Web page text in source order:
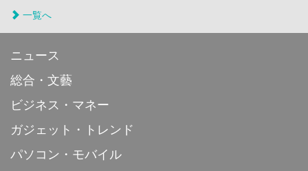
一覧へ
ニュース
総合・文藝
ビジネス・マネー
ガジェット・トレンド
パソコン・モバイル